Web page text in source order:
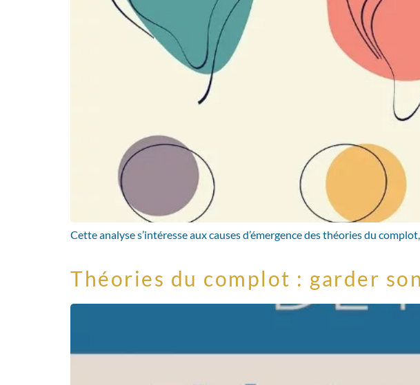
Cette analyse s’intéresse aux causes d’émergence des théories du
Théories du complot : garder